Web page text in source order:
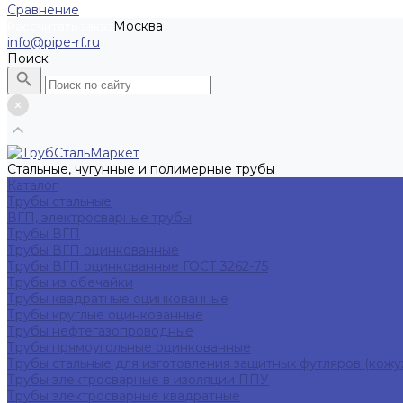
Сравнение
Москва
info@pipe-rf.ru
Поиск
Стальные, чугунные и полимерные трубы
Каталог
Трубы стальные
ВГП, электросварные трубы
Трубы ВГП
Трубы ВГП оцинкованные
Трубы ВГП оцинкованные ГОСТ 3262-75
Трубы из обечайки
Трубы квадратные оцинкованные
Трубы круглые оцинкованные
Трубы нефтегазопроводные
Трубы прямоугольные оцинкованные
Трубы стальные для изготовления защитных футляров
Трубы электросварные в изоляции ППУ
Трубы электросварные квадратные